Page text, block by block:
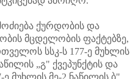
ქურდობის და
მცდელობის ფაქტებზე,
სსკ-ს 177-ე მუხლის
„გ" ქვეპუნქტის და
ე მუხლის მე-2 ნაწილის ბ"